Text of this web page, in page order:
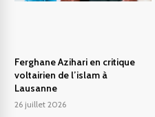
Ferghane Azihari en critique
voltairien de l’islam à
Lausanne
26 juillet 2026